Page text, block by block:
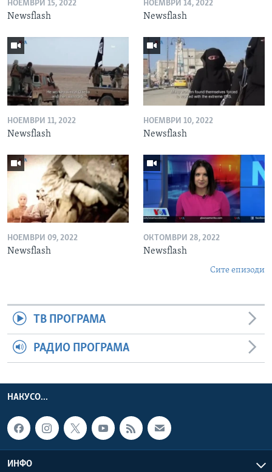
НОЕМВРИ 15, 2022
Newsflash
НОЕМВРИ 14, 2022
Newsflash
НОЕМВРИ 11, 2022
Newsflash
НОЕМВРИ 10, 2022
Newsflash
НОЕМВРИ 09, 2022
Newsflash
ОКТОМВРИ 28, 2022
Newsflash
Сите епизоди
ТВ ПРОГРАМА
РАДИО ПРОГРАМА
НАКУСО...
ИНФО